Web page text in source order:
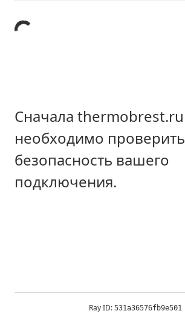
Сначала thermobrest.ru
необходимо проверить
безопасность вашего
подключения.
Ray ID: 531a36576fb9e501